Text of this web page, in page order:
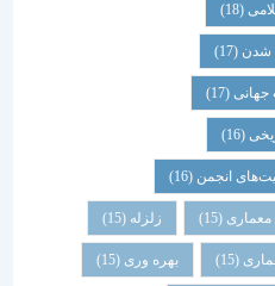
(16)
(15) زلزله
بهره وری(15)